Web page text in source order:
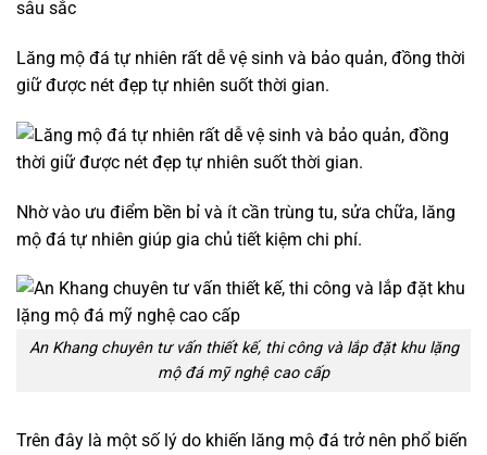
Lăng mộ đá tự nhiên rất dễ vệ sinh và bảo quản, đồng thời
giữ được nét đẹp tự nhiên suốt thời gian.
Nhờ vào ưu điểm bền bỉ và ít cần trùng tu, sửa chữa, lăng
mộ đá tự nhiên giúp gia chủ tiết kiệm chi phí.
An Khang chuyên tư vấn thiết kế, thi công và lắp đặt khu lặng
mộ đá mỹ nghệ cao cấp
Trên đây là một số lý do khiến lăng mộ đá trở nên phổ biến